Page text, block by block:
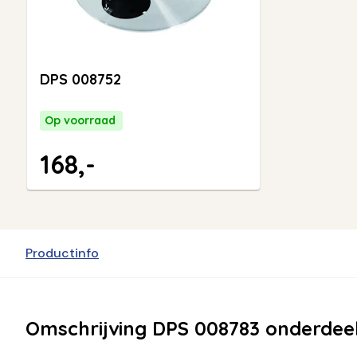
DPS 008752
Op voorraad
168,-
Productinfo
Omschrijving DPS 008783